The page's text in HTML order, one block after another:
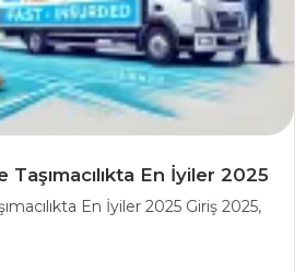
En İyiler 2025
En İyiler 2025 Giriş 2025,